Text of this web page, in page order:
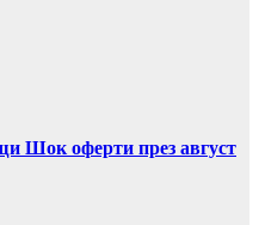
Шок оферти през август